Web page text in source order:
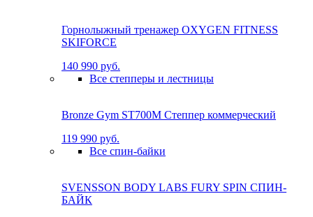
Горнолыжный тренажер OXYGEN FITNESS
SKIFORCE
140 990 руб.
Все степперы и лестницы
Bronze Gym ST700M Степпер коммерческий
119 990 руб.
Все спин-байки
SVENSSON BODY LABS FURY SPIN СПИН-
БАЙК